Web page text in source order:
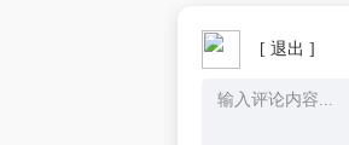
[ 退出 ]